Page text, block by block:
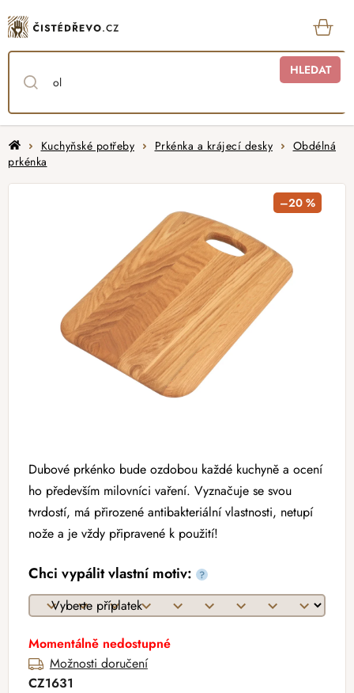
na
obsah
HLEDAT
DomůKuchyňské potřeby Prkénka a krájecí desky
Obdélná
prkénka
Dubové prkénko bude ozdobou každé kuchyně a ocení
ho především milovníci vaření. Vyznačuje se svou
tvrdostí, má přirozené antibakteriální vlastnosti, netupí
nože a je vždy připravené k použití!
Chci vypálit vlastní motiv: ?
Momentálně nedostupné
Možnosti doručení
CZ1631
–20 %